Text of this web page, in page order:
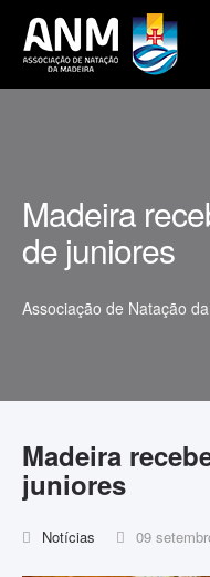
Pesquisar
Madeira
de juniores
Associação de Natação
Madeira
juniores
Notícias 09